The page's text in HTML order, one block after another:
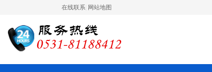
在线联系 网站地图